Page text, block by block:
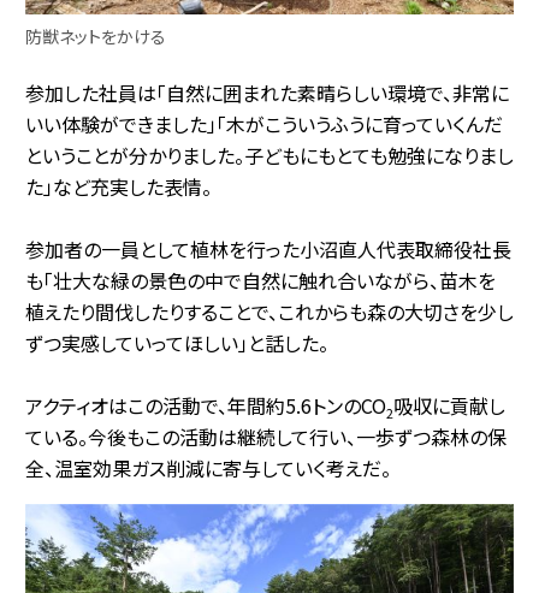
防獣ネットをかける
参加した社員は「自然に囲まれた素晴らしい環境で、非常に
いい体験ができました」「木がこういうふうに育っていくんだ
ということが分かりました。子どもにもとても勉強になりまし
た」など充実した表情。
参加者の一員として植林を行った小沼直人代表取締役社長
も「壮大な緑の景色の中で自然に触れ合いながら、苗木を
植えたり間伐したりすることで、これからも森の大切さを少し
ずつ実感していってほしい」と話した。
アクティオはこの活動で、年間約5.6トンのCO2吸収に貢献し
ている。今後もこの活動は継続して行い、一歩ずつ森林の保
全、温室効果ガス削減に寄与していく考えだ。